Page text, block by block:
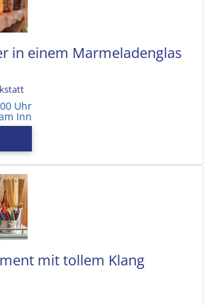
in einem Marmeladenglas
Uhr
Inn
mit tollem Klang